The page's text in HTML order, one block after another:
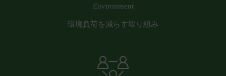
Environment
環境負荷を減らす取り組み
一切責任を負わないものとします。
会員が、本サービスをご利用になることにより、他
当社には一切損害等を与えないものとします。
会員は、本サービスを当社が別途定める「